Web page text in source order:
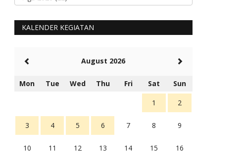
KALENDER KEGIATAN
August 2026
Mon Tue Wed Thu Fri Sat Sun
1 2
3 4 5 6 7 8 9
10 11 12 13 14 15 16